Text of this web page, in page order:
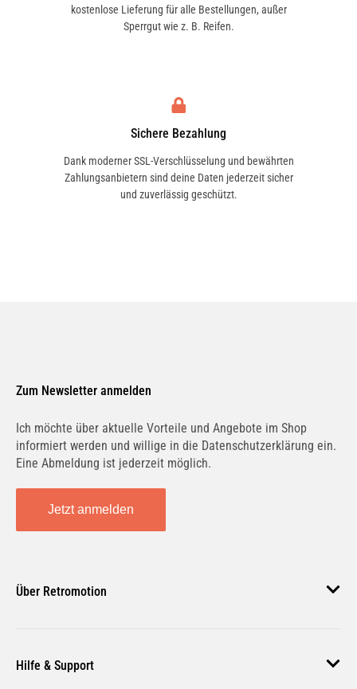
kostenlose Lieferung für alle Bestellungen, außer
Sperrgut wie z. B. Reifen.
Sichere Bezahlung
Dank moderner SSL-Verschlüsselung und bewährten
Zahlungsanbietern sind deine Daten jederzeit sicher
und zuverlässig geschützt.
Zum Newsletter anmelden
Ich möchte über aktuelle Vorteile und Angebote im Shop
informiert werden und willige in die Datenschutzerklärung ein.
Eine Abmeldung ist jederzeit möglich.
Jetzt anmelden
Über Retromotion
Unsere Jobs
Hilfe & Support